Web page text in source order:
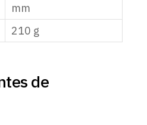
mm
210 g
de